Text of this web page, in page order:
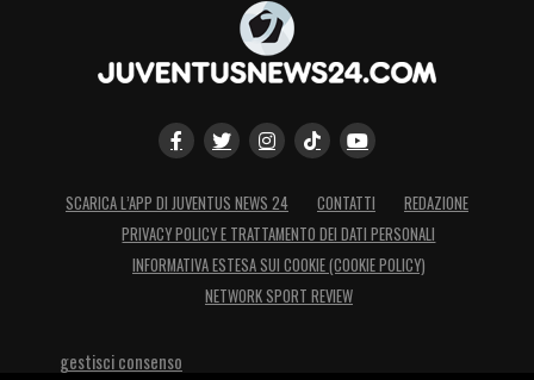
SCARICA L’APP DI JUVENTUS NEWS 24 CONTATTI
REDAZIONE
PRIVACY POLICY E TRATTAMENTO DEI DATI PERSONALI
INFORMATIVA ESTESA SUI COOKIE (COOKIE POLICY)
NETWORK SPORT REVIEW
gestisci consenso